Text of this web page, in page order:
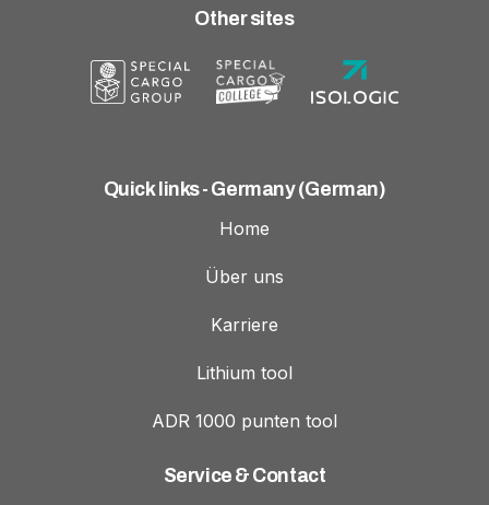
Other sites
Quick links - Germany (German)
Home
Über uns
Karriere
Lithium tool
ADR 1000 punten tool
Service & Contact